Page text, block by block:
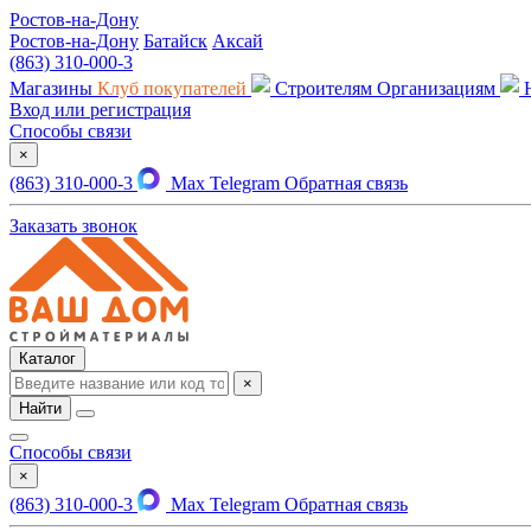
Ростов-на-Дону
Ростов-на-Дону Батайск Аксай
(863) 310-000-3
Магазины Клуб покупателей Строителям Организациям
Вход или регистрация
Способы связи
×
(863) 310-000-3 Max Telegram Обратная связь
Заказать звонок
Каталог
×
Найти
Способы связи
×
(863) 310-000-3 Max Telegram Обратная связь